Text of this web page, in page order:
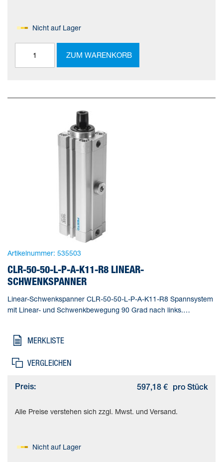
Nicht auf Lager
ZUM WARENKORB
Artikelnummer: 535503
CLR-50-50-L-P-A-K11-R8 LINEAR-
SCHWENKSPANNER
Linear-Schwenkspanner CLR-50-50-L-P-A-K11-R8 Spannsystem
mit Linear- und Schwenkbewegung 90 Grad nach links.
Durchmesser=50 mm, Kolbenstangengewinde=M10,
MERKLISTE
VERGLEICHEN
Preis: 597,18 € pro Stück
Alle Preise verstehen sich zzgl. Mwst. und Versand.
Nicht auf Lager